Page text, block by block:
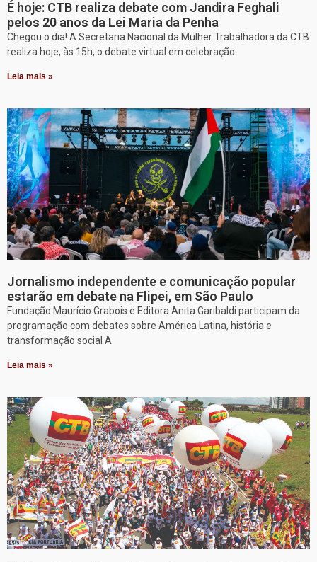
É hoje: CTB realiza debate com Jandira Feghali
pelos 20 anos da Lei Maria da Penha
Chegou o dia! A Secretaria Nacional da Mulher Trabalhadora da CTB
realiza hoje, às 15h, o debate virtual em celebração
Leia mais »
Jornalismo independente e comunicação popular
estarão em debate na Flipei, em São Paulo
Fundação Maurício Grabois e Editora Anita Garibaldi participam da
programação com debates sobre América Latina, história e
transformação social A
Leia mais »